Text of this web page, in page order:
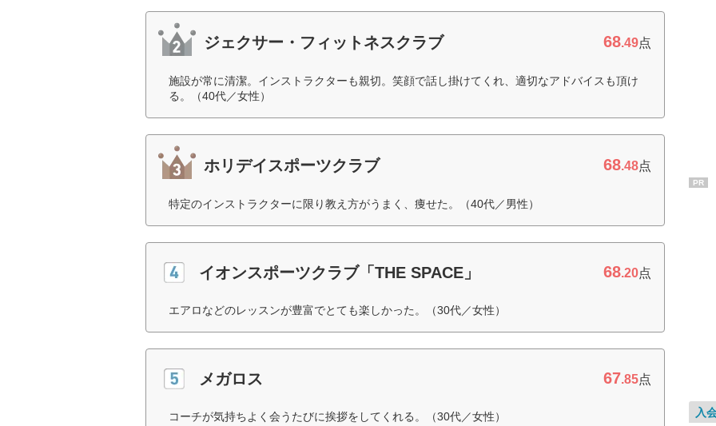
ジェクサー・フィットネスクラブ 68.49点
施設が常に清潔。インストラクターも親切。笑顔で話し掛けてくれ、適切なアドバイスも頂け
る。（40代／女性）
ホリデイスポーツクラブ 68.48点
特定のインストラクターに限り教え方がうまく、痩せた。（40代／男性）
イオンスポーツクラブ「THE SPACE」 68.20点
エアロなどのレッスンが豊富でとても楽しかった。（30代／女性）
メガロス 67.85点
コーチが気持ちよく会うたびに挨拶をしてくれる。（30代／女性）
PR
入